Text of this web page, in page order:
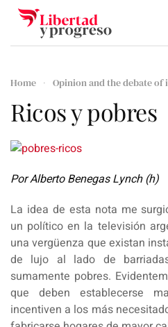
Skip to main content
Home Opinion and the debate of
Ricos y pobres
Por Alberto Benegas Lynch (h)
La idea de esta nota me
un político en la televisión
una vergüenza que existan
de lujo al lado de
sumamente pobres.
que deben establecerse
incentiven a los más